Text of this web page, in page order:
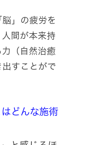
」の疲労を
人間が本来持
（自然治癒
出すことがで
どんな施術